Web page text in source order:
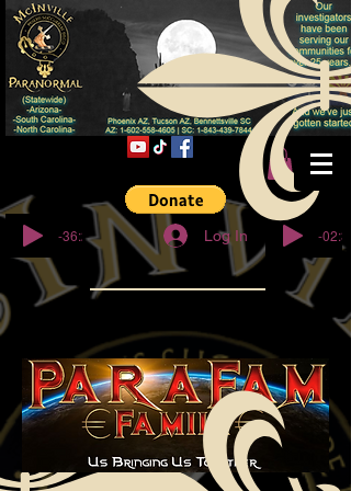
© Copyright
-36:27 Log In -02:32